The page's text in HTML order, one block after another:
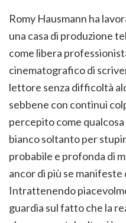
Romy Hausmann ha
una casa di produzione
come libera
cinematografico di
lettore senza difficoltà
sebbene con continui
percepito come
bianco soltanto per
probabile e profonda di
ancor di più se
Intrattenendo
guardia sul fatto che la